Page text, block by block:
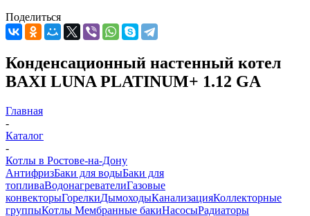
Поделиться
Конденсационный настенный котел
BAXI LUNA PLATINUM+ 1.12 GA
Главная
-
Каталог
-
Котлы в Ростове-на-Дону
АнтифризБаки для водыБаки для
топливаВодонагревателиГазовые
конвекторыГорелкиДымоходыКанализацияКоллекторные
группыКотлы Мембранные бакиНасосыРадиаторы